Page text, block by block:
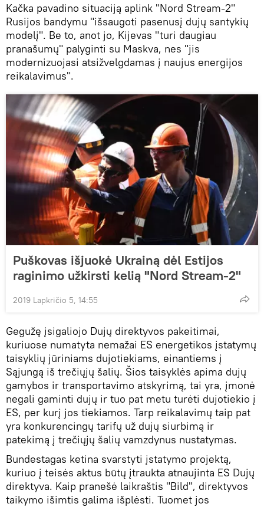
Kačka pavadino situaciją aplink "Nord Stream-2"
Rusijos bandymu "išsaugoti pasenusį dujų santykių
modelį". Be to, anot jo, Kijevas "turi daugiau
pranašumų" palyginti su Maskva, nes "jis
modernizuojasi atsižvelgdamas į naujus energijos
reikalavimus".
Puškovas išjuokė Ukrainą dėl Estijos
raginimo užkirsti kelią "Nord Stream-2"
2019 Lapkričio 5, 14:55
Gegužę įsigaliojo Dujų direktyvos pakeitimai,
kuriuose numatyta nemažai ES energetikos įstatymų
taisyklių jūriniams dujotiekiams, einantiems į
Sąjungą iš trečiųjų šalių. Šios taisyklės apima dujų
gamybos ir transportavimo atskyrimą, tai yra, įmonė
negali gaminti dujų ir tuo pat metu turėti dujotiekio į
ES, per kurį jos tiekiamos. Tarp reikalavimų taip pat
yra konkurencingų tarifų už dujų siurbimą ir
patekimą į trečiųjų šalių vamzdynus nustatymas.
Bundestagas ketina svarstyti įstatymo projektą,
kuriuo į teisės aktus būtų įtraukta atnaujinta ES Dujų
direktyva. Kaip pranešė laikraštis "Bild", direktyvos
taikymo išimtis galima išplėsti. Tuomet jos